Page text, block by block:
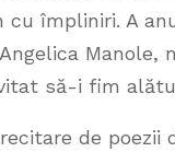
cu împliniri. A
să-i fim
de poezii